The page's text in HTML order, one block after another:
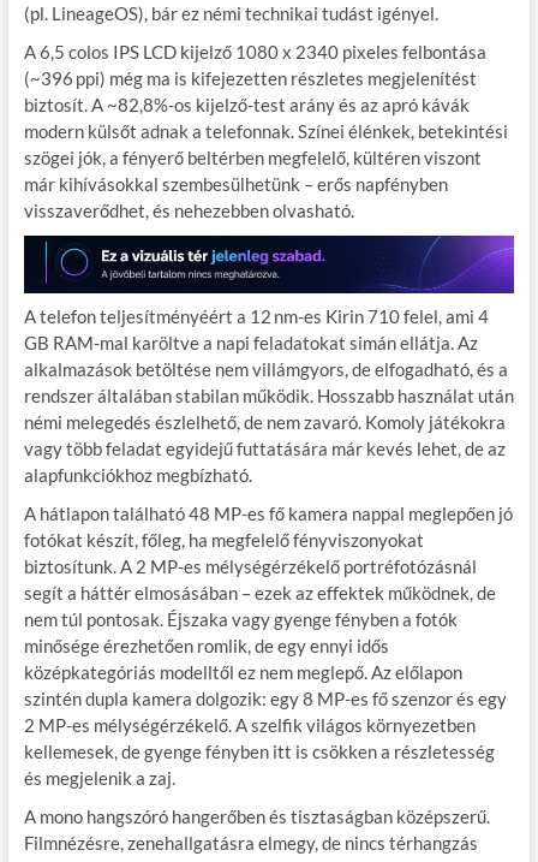
(pl. LineageOS), bár ez némi technikai tudást igényel.
A 6,5 colos IPS LCD kijelző 1080 x 2340 pixeles felbontása
(~396 ppi) még ma is kifejezetten részletes megjelenítést
biztosít. A ~82,8%-os kijelző-test arány és az apró kávák
modern külsőt adnak a telefonnak. Színei élénkek, betekintési
szögei jók, a fényerő beltérben megfelelő, kültéren viszont
már kihívásokkal szembesülhetünk – erős napfényben
visszaverődhet, és nehezebben olvasható.
A telefon teljesítményéért a 12 nm-es Kirin 710 felel, ami 4
GB RAM-mal karöltve a napi feladatokat simán ellátja. Az
alkalmazások betöltése nem villámgyors, de elfogadható, és a
rendszer általában stabilan működik. Hosszabb használat után
némi melegedés észlelhető, de nem zavaró. Komoly játékokra
vagy több feladat egyidejű futtatására már kevés lehet, de az
alapfunkciókhoz megbízható.
A hátlapon található 48 MP-es fő kamera nappal meglepően jó
fotókat készít, főleg, ha megfelelő fényviszonyokat
biztosítunk. A 2 MP-es mélységérzékelő portréfotózásnál
segít a háttér elmosásában – ezek az effektek működnek, de
nem túl pontosak. Éjszaka vagy gyenge fényben a fotók
minősége érezhetően romlik, de egy ennyi idős
középkategóriás modelltől ez nem meglepő. Az előlapon
szintén dupla kamera dolgozik: egy 8 MP-es fő szenzor és egy
2 MP-es mélységérzékelő. A szelfik világos környezetben
kellemesek, de gyenge fényben itt is csökken a részletesség
és megjelenik a zaj.
A mono hangszóró hangerőben és tisztaságban középszerű.
Filmnézésre, zenehallgatásra elmegy, de nincs térhangzás